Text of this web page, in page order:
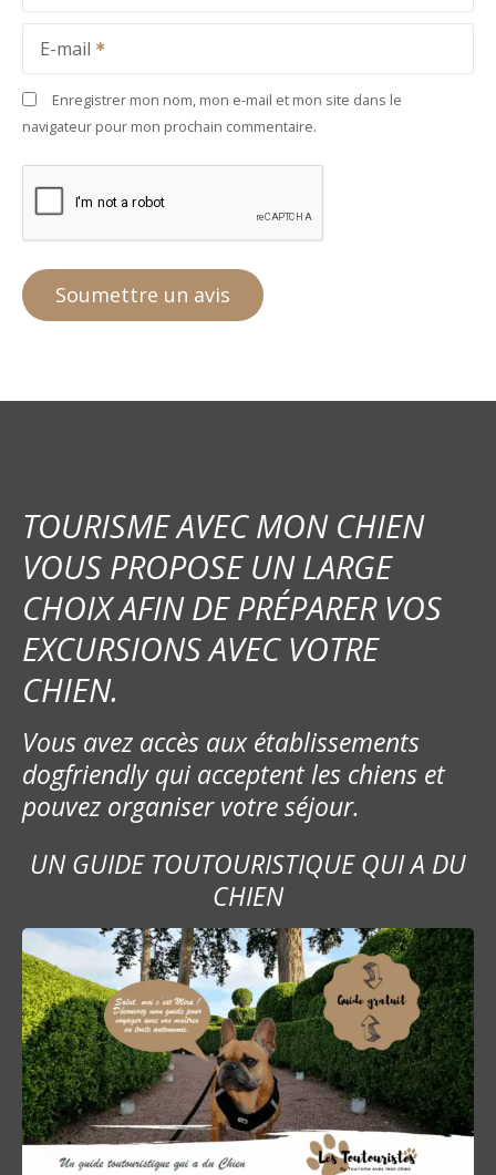
E-mail
Enregistrer mon nom, mon e-mail et mon site dans le
navigateur pour mon prochain commentaire.
TOURISME AVEC MON CHIEN
VOUS PROPOSE UN LARGE
CHOIX AFIN DE PRÉPARER VOS
EXCURSIONS AVEC VOTRE
CHIEN.
Vous avez accès aux établissements
dogfriendly qui acceptent les chiens et
pouvez organiser votre séjour.
UN GUIDE TOUTOURISTIQUE QUI A DU
CHIEN